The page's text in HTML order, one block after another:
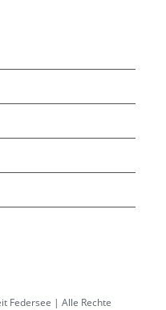
Federsee | Alle Rechte